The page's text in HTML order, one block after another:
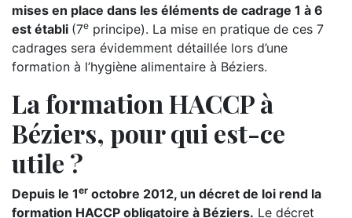
mises en place dans les éléments de cadrage 1 à 6
est établi (7e principe). La mise en pratique de ces 7
cadrages sera évidemment détaillée lors d’une
formation à l’hygiène alimentaire à Béziers.
La formation HACCP à
Béziers, pour qui est-ce
utile ?
Depuis le 1er octobre 2012, un décret de loi rend la
formation HACCP obligatoire à Béziers. Le décret